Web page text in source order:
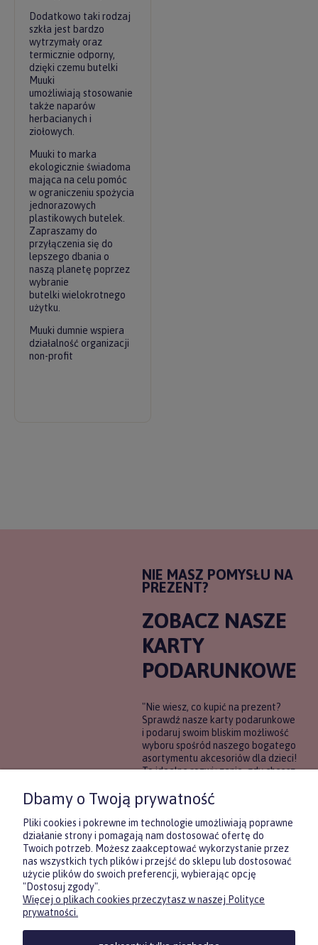
Dodatkowo taki rodzaj
szkła jest bardzo
wytrzymały oraz
termicznie odporny,
dzięki czemu butelki
Muuki
umożliwiają stosowanie
także naparów
herbacianych i
ziołowych.
Muuki to marka
ekologicznie świadoma
mająca na celu pomóc
w ograniczeniu spożycia
jednorazowych
plastikowych butelek.
Zapraszamy do
przyłączenia się do
lepszego dbania o
naszą planetę poprzez
wybranie
butelki wielokrotnego
użytku.
Muuki dumnie wspiera
działalność organizacji
non-profit
NIE MASZ POMYSŁU NA
PREZENT?
ZOBACZ NASZE
KARTY
PODARUNKOWE
"Nie wiesz, co kupić na prezent?
Sprawdź nasze karty podarunkowe
i podaruj swoim bliskim możliwość
wyboru spośród naszego bogatego
asortymentu akcesoriów dla dzieci!
To idealne rozwiązanie, gdy chcesz
pewności, co będzie najbardziej
trafione.
DOWIEDZ SIĘ WIĘCEJ
Dbamy o Twoją prywatność
Pliki cookies i pokrewne im technologie umożliwiają poprawne
działanie strony i pomagają nam dostosować ofertę do
Twoich potrzeb. Możesz zaakceptować wykorzystanie przez
nas wszystkich tych plików i przejść do sklepu lub dostosować
użycie plików do swoich preferencji, wybierając opcję
"Dostosuj zgody".
Więcej o plikach cookies przeczytasz w naszej Polityce
prywatności.
Zasubskrybuj nasz newsletter
i otrzymaj5% rabatu na pierwszyzakup.